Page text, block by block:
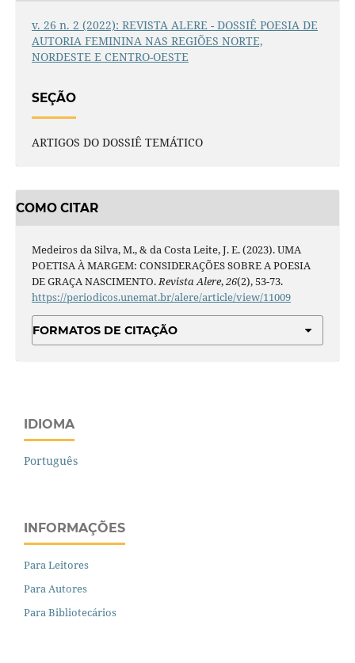
v. 26 n. 2 (2022): REVISTA ALERE - DOSSIÊ POESIA DE
AUTORIA FEMININA NAS REGIÕES NORTE,
NORDESTE E CENTRO-OESTE
SEÇÃO
ARTIGOS DO DOSSIÊ TEMÁTICO
COMO CITAR
Medeiros da Silva, M., & da Costa Leite, J. E. (2023). UMA
POETISA À MARGEM: CONSIDERAÇÕES SOBRE A POESIA
DE GRAÇA NASCIMENTO.Revista Alere,26(2), 53-73.
https://periodicos.unemat.br/alere/article/view/11009
FORMATOS DE CITAÇÃO
IDIOMA
Português
INFORMAÇÕES
Para Leitores
Para Autores
Para Bibliotecários